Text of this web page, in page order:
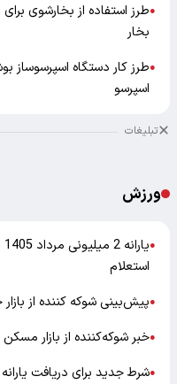
●طرز استفاده از بخارشوی
بخار
●طرز کار دستگاه اسپرسوساز
اسپرسو
تبلیغات
ورزش
●
استعلام
●پیش‌بینی شوکه کننده از
●خبر شوکه‌کننده از بازار مسکن
●شرط جدید برای دریافت